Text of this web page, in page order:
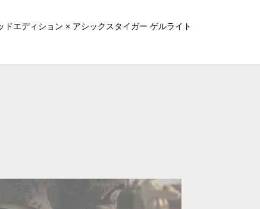
ドエディション × アシックスタイガー ゲルライト